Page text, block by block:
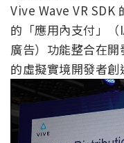
Vive Wave VR SDK
的「應用內支付」
廣告）功能整合在
的虛擬實境開發者創